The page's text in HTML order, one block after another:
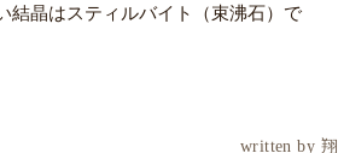
結晶はスティルバイト（束沸石）で
written by 翔